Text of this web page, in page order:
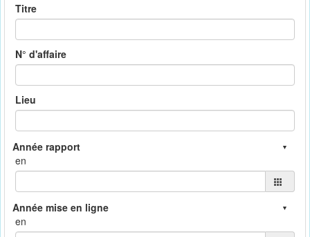
Titre
N° d'affaire
Lieu
en
en